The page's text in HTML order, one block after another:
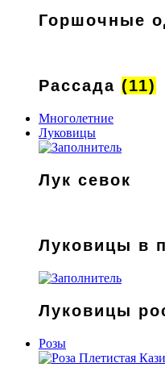
Горшочные
Рассада (11)
Многолетние
Луковицы
Лук севок
Луковицы в
Луковицы
Розы